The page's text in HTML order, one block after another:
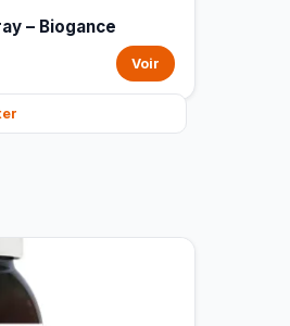
– Biogance
Voir